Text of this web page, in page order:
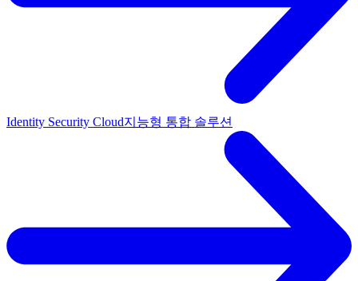
Identity Security Cloud지능형 통합 솔루션